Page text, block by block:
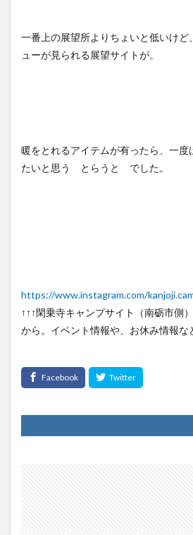
一番上の展望所よりちょいと低いけど
ューが見られる展望サイトが。
暖をとれるアイテムが有ったら、一度
たいと思う とらうと でした。
https://www.instagram.com/
↑↑↑閑乗寺キャンプサイト（南砺市側
から。イベント情報や、お休み情報な